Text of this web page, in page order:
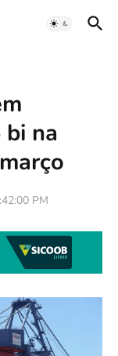
na
PM